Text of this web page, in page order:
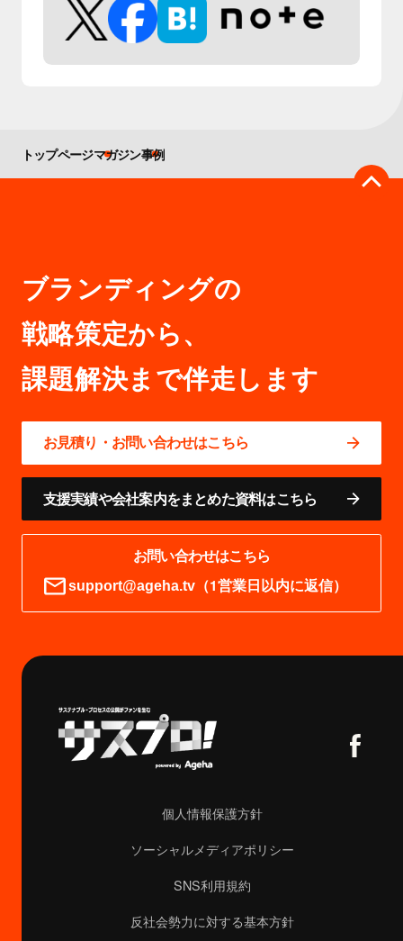
トップページマガジン事例
ブランディングの
戦略策定から、
お見積り・お問い合わせはこちら
支援実績や会社案内をまとめた資料はこちら
お問い合わせはこちら
support@ageha.tv（1営業日以内に返信）
個人情報保護方針
ソーシャルメディアポリシー
SNS利用規約
反社会勢力に対する基本方針